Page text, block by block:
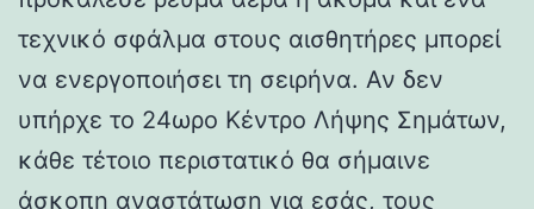
τεχνικό σφάλμα στους αισθητήρες μπορεί
να ενεργοποιήσει τη σειρήνα. Αν δεν
υπήρχε το 24ωρο Κέντρο Λήψης Σημάτων,
κάθε τέτοιο περιστατικό θα σήμαινε
άσκοπη αναστάτωση για εσάς, τους